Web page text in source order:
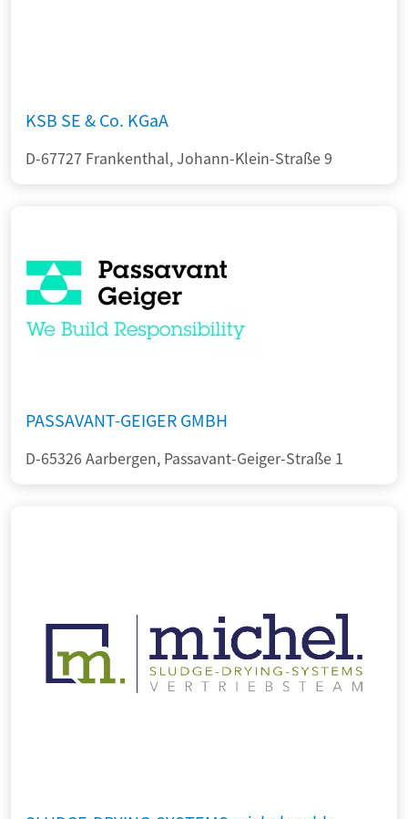
KSB SE & Co. KGaA
D-67727 Frankenthal, Johann-Klein-Straße 9
PASSAVANT-GEIGER GMBH
D-65326 Aarbergen, Passavant-Geiger-Straße 1